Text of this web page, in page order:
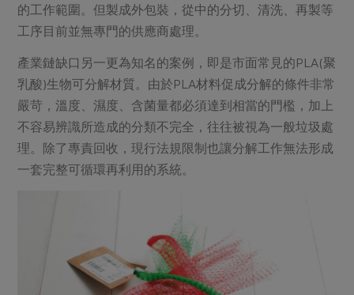
的工作範圍。但製成外包裝，從中的分切、清洗、再製等
工序目前並無專門的供應商處理。
產業鏈缺口另一更為知名的案例，即是市面常見的PLA(聚
乳酸)生物可分解材質。由於PLA材料促成分解的條件非常
嚴苛，溫度、濕度、含菌量都必須達到相當的門檻，加上
不容易辨識所造成的分類不完全，往往被視為一般垃圾處
理。除了專責回收，現行法規限制也讓分解工作無法形成
一套完整可循環再利用的系統。